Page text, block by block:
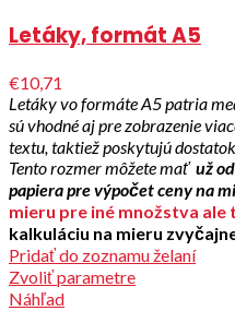
Letáky, formát A5
€10,71
Letáky vo formáte A5 patria
sú vhodné aj pre zobrazenie
textu, taktiež poskytujú
Tento rozmer môžete mať už
papiera pre výpočet ceny na
mieru pre iné množstva
kalkuláciu na mieru
Pridať do zoznamu želaní
Zvoliť parametre
Náhľad